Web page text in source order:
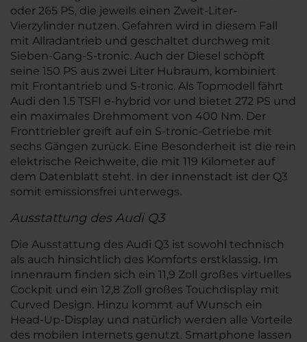
oder 265 PS, die jeweils einen Zweit-Liter-
Vierzylinder nutzen. Gefahren wird in diesem Fall
mit Allradantrieb und geschaltet durchweg mit
Sieben-Gang-S-tronic. Auch der Diesel schöpft
seine 150 PS aus zwei Liter Hubraum, kombiniert
mit Frontantrieb und S-tronic. Als Topmodell fährt
Audi den 1.5 TSFI e-hybrid vor und bietet 272 PS und
ein maximales Drehmoment von 400 Nm. Der
Fronttriebler greift auf ein S-tronic-Getriebe mit
sechs Gängen zurück. Eine Besonderheit ist die rein
elektrische Reichweite, die mit 119 Kilometer auf
dem Datenblatt steht. In der Innenstadt ist der Q3
somit emissionsfrei unterwegs.
Ausstattung des Audi Q3
Die Ausstattung des Audi Q3 ist sowohl technisch
als auch hinsichtlich des Komforts erstklassig. Im
Innenraum finden sich ein 11,9 Zoll großes virtuelles
Cockpit und ein 12,8 Zoll großes Touchdisplay mit
Curved Design. Hinzu kommt auf Wunsch ein
Head-Up-Display und natürlich werden alle Vorteile
des mobilen Internets genutzt. Smartphone lassen